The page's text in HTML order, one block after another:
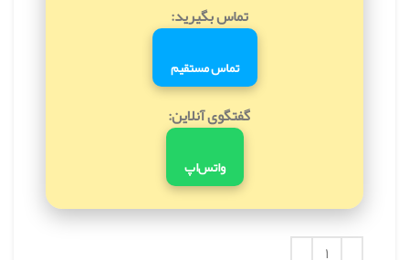
تماس بگیرید:
تماس مستقیم
گفتگوی آنلاین:
واتس‌اپ